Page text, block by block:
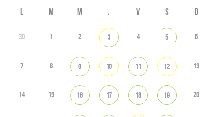
L M M J V S D
30 1 2 3 4 5 6
7 8 9 10 11 12 13
14 15 16 17 18 19 20